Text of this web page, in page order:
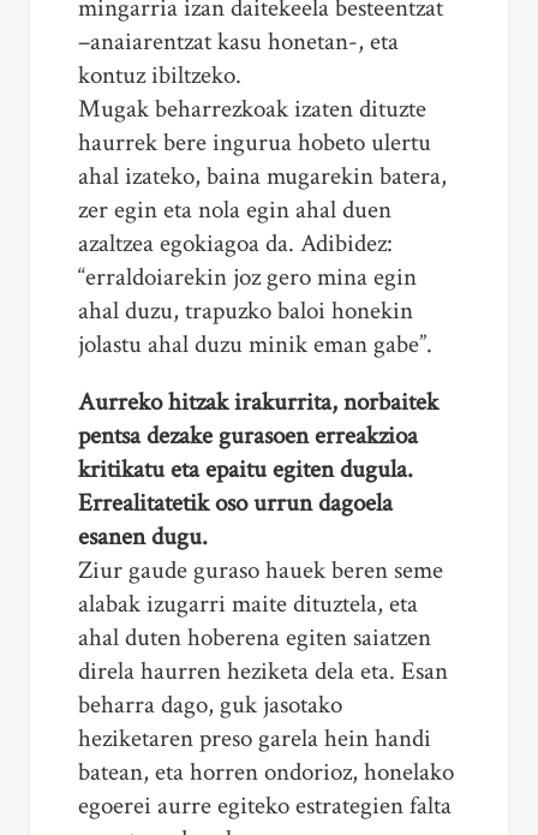
mingarria izan daitekeela besteentzat
–anaiarentzat kasu honetan-, eta
kontuz ibiltzeko.
Mugak beharrezkoak izaten dituzte
haurrek bere ingurua hobeto ulertu
ahal izateko, baina mugarekin batera,
zer egin eta nola egin ahal duen
azaltzea egokiagoa da. Adibidez:
“erraldoiarekin joz gero mina egin
ahal duzu, trapuzko baloi honekin
jolastu ahal duzu minik eman gabe”.
Aurreko hitzak irakurrita, norbaitek
pentsa dezake gurasoen erreakzioa
kritikatu eta epaitu egiten dugula.
Errealitatetik oso urrun dagoela
esanen dugu.
Ziur gaude guraso hauek beren seme
alabak izugarri maite dituztela, eta
ahal duten hoberena egiten saiatzen
direla haurren heziketa dela eta. Esan
beharra dago, guk jasotako
heziketaren preso garela hein handi
batean, eta horren ondorioz, honelako
egoerei aurre egiteko estrategien falta